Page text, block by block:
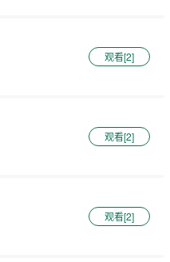
观看[2]
观看[2]
观看[2]